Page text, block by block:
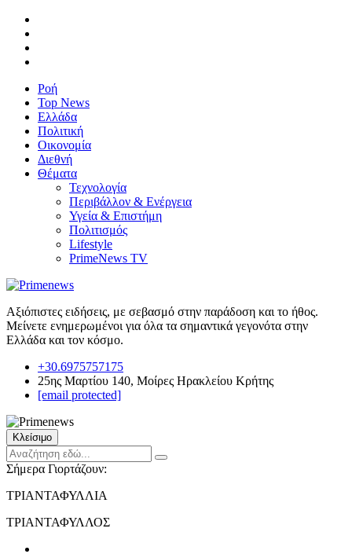
Ροή
Top News
Ελλάδα
Πολιτική
Οικονομία
Διεθνή
Θέματα
Τεχνολογία
Περιβάλλον & Ενέργεια
Υγεία & Επιστήμη
Πολιτισμός
Lifestyle
PrimeNews TV
Αξιόπιστες ειδήσεις, με σεβασμό στην παράδοση και το ήθος.
Μείνετε ενημερωμένοι για όλα τα σημαντικά γεγονότα στην
Ελλάδα και τον κόσμο.
+30.6975757175
25ης Μαρτίου 140, Μοίρες Ηρακλείου Κρήτης
[email protected]
Κλείσιμο
Σήμερα Γιορτάζουν:
ΤΡΙΑΝΤΑΦΥΛΛΙΑ
ΤΡΙΑΝΤΑΦΥΛΛΟΣ